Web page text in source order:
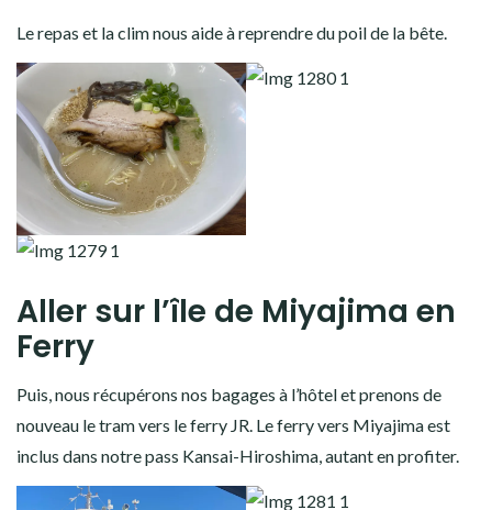
Le repas et la clim nous aide à reprendre du poil de la bête.
Aller sur l’île de Miyajima en
Ferry
Puis, nous récupérons nos bagages à l’hôtel et prenons de
nouveau le tram vers le ferry JR. Le ferry vers Miyajima est
inclus dans notre pass Kansai-Hiroshima, autant en profiter.